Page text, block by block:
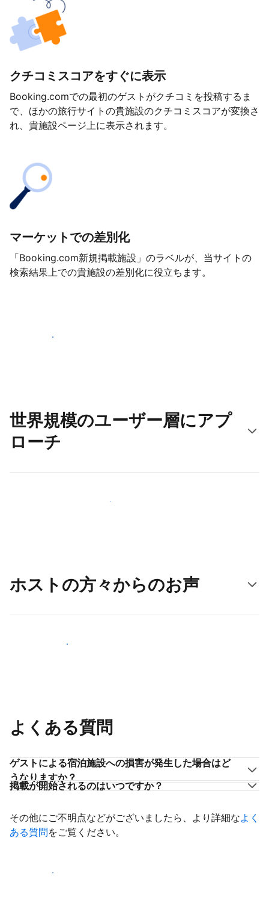
クチコミスコアをすぐに表示
Booking.comでの最初のゲストがクチコミを投稿するま
で、ほかの旅行サイトの貴施設のクチコミスコアが変換さ
れ、貴施設ページ上に表示されます。
マーケットでの差別化
「Booking.com新規掲載施設」のラベルが、当サイトの
検索結果上での貴施設の差別化に役立ちます。
さっそく始める
世界規模のユーザー層にアプ
ローチ
新しいユーザー層に今すぐアプローチする
ホストの方々からのお声
ホストとして登録する
よくある質問
ゲストによる宿泊施設への損害が発生した場合はど
うなりますか？
掲載が開始されるのはいつですか？
その他にご不明点などがございましたら、より詳細なよく
ある質問をご覧ください。
掲載を開始する